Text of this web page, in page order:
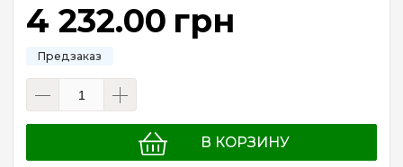
4 232.00 грн
В КОРЗИНУ